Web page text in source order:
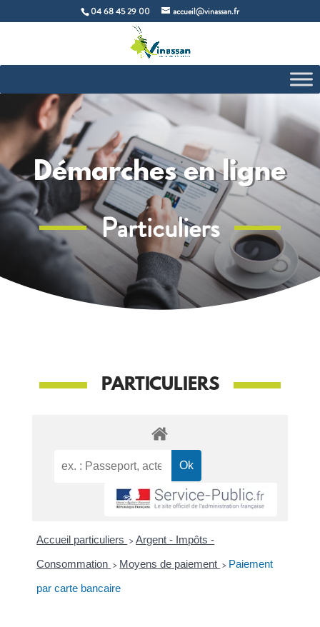
04 68 45 29 00 accueil@vinassan.fr
Démarches en ligne
Particuliers
PARTICULIERS
Accueil particuliers > Argent - Impôts -
Consommation > Moyens de paiement > Paiement
par carte bancaire